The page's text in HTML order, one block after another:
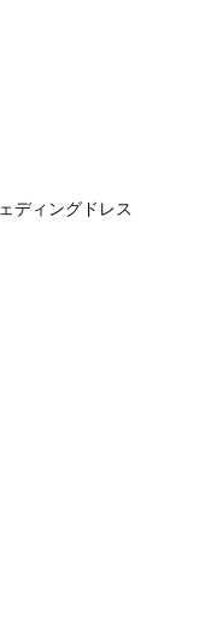
ディングドレス